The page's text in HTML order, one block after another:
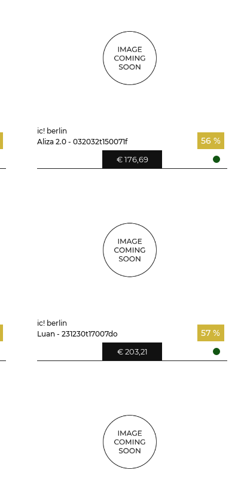
ic! berlin
Aliza 2.0 - 032032t150071f
56 %
€ 176,69
ic! berlin
Luan - 231230t17007do
57 %
€ 203,21